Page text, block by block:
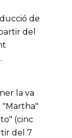
de
del
la va
"Martha"
(cinc
del 7